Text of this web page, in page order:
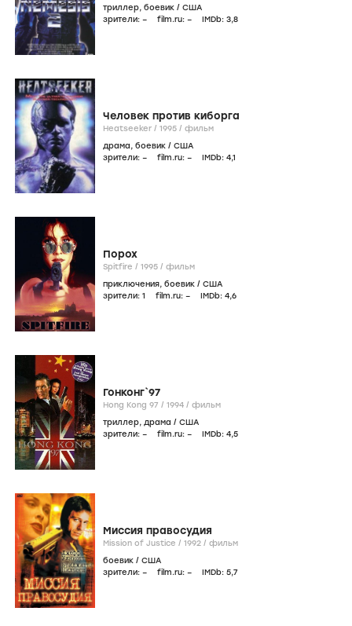
триллер, боевик / США
зрители: – film.ru: – IMDb: 3,8
Человек против киборга
Heatseeker / 1995 / фильм
драма, боевик / США
зрители: – film.ru: – IMDb: 4,1
Порох
Spitfire / 1995 / фильм
приключения, боевик / США
зрители: 1 film.ru: – IMDb: 4,6
Гонконг`97
Hong Kong 97 / 1994 / фильм
триллер, драма / США
зрители: – film.ru: – IMDb: 4,5
Миссия правосудия
Mission of Justice / 1992 / фильм
боевик / США
зрители: – film.ru: – IMDb: 5,7